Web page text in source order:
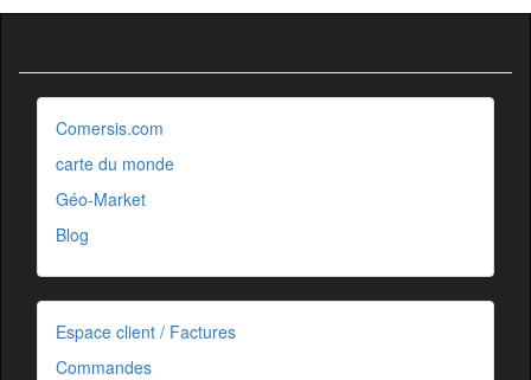
Comersis.com
carte du monde
Géo-Market
Blog
Espace client / Factures
Commandes